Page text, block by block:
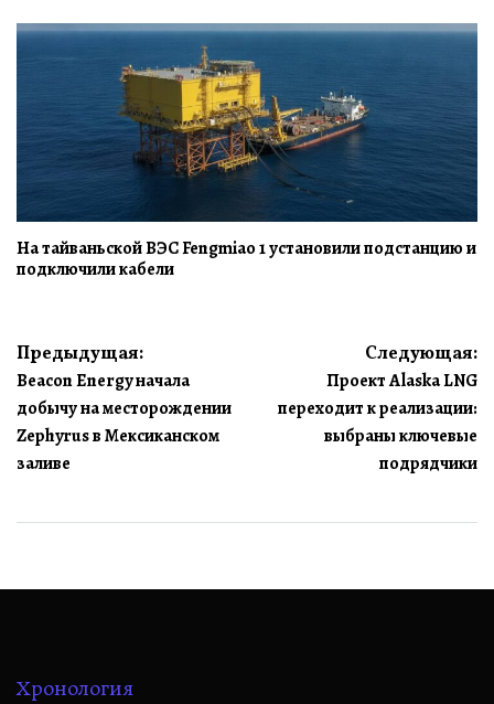
На тайваньской ВЭС Fengmiao 1 установили подстанцию и
подключили кабели
Навигация
по
записям
Предыдущая:
Beacon Energy начала
добычу на месторождении
Zephyrus в Мексиканском
заливе
Следующая:
Проект Alaska LNG
переходит к реализации:
выбраны ключевые
подрядчики
Хронология